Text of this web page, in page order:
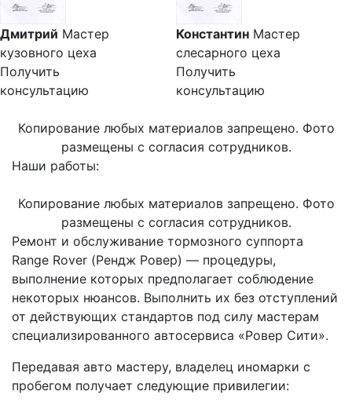
Дмитрий Мастер
кузовного цеха
Получить
консультацию
Константин Мастер
слесарного цеха
Получить
консультацию
Копирование любых материалов запрещено. Фото
размещены с согласия сотрудников.
Наши работы:
Копирование любых материалов запрещено. Фото
размещены с согласия сотрудников.
Ремонт и обслуживание тормозного суппорта
Range Rover (Рендж Ровер) — процедуры,
выполнение которых предполагает соблюдение
некоторых нюансов. Выполнить их без отступлений
от действующих стандартов под силу мастерам
специализированного автосервиса «Ровер Сити».
Передавая авто мастеру, владелец иномарки с
пробегом получает следующие привилегии: